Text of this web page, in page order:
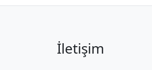
İletişim